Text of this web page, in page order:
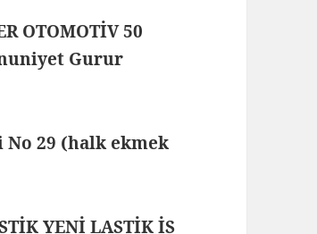
OTOMOTİV 50
Gurur
29 (halk ekmek
YENİ LASTİK İŞ